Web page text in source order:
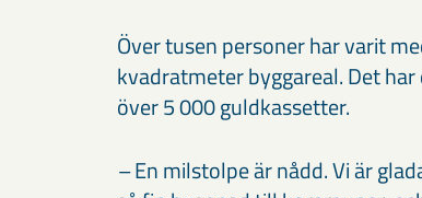
Över tusen personer har varit
kvadratmeter byggareal. Det
över 5 000 guldkassetter.
–En milstolpe är nådd. Vi är